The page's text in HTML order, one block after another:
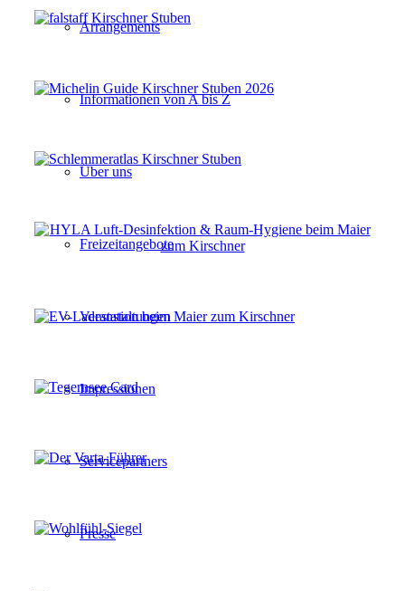
Arrangements
Informationen von A bis Z
Über uns
Freizeitangebote
Veranstaltungen
Impressionen
Servicepartners
Presse